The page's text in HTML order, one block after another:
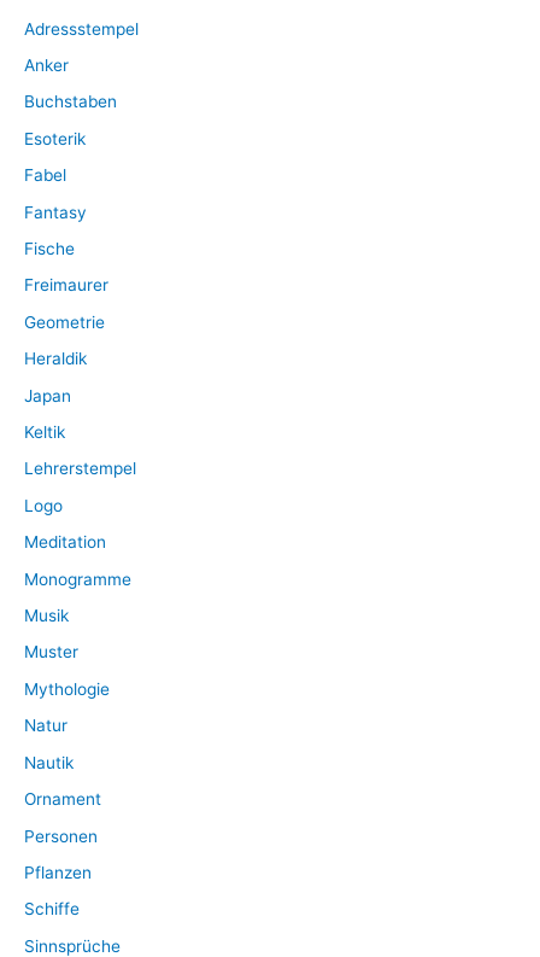
c
h
:
Adressstempel
Anker
Buchstaben
Esoterik
Fabel
Fantasy
Fische
Freimaurer
Geometrie
Heraldik
Japan
Keltik
Lehrerstempel
Logo
Meditation
Monogramme
Musik
Muster
Mythologie
Natur
Nautik
Ornament
Personen
Pflanzen
Schiffe
Sinnsprüche